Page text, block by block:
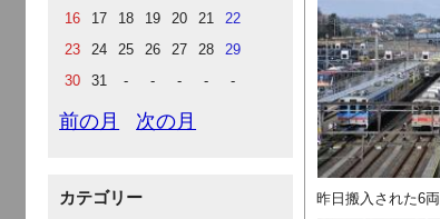
16
17 18 19 20 21
22
23
24 25 26 27 28
29
30
31 - - - - -
前の月 次の月
カテゴリー 昨日搬入された6